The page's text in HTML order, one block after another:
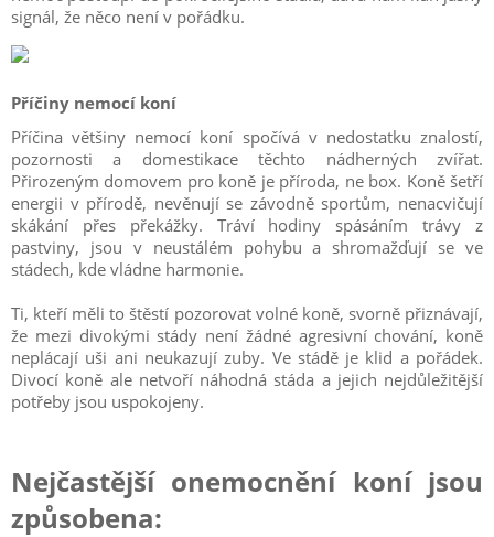
signál, že něco není v pořádku.
Příčiny nemocí koní
Příčina většiny nemocí koní spočívá v nedostatku znalostí,
pozornosti a domestikace těchto nádherných zvířat.
Přirozeným domovem pro koně je příroda, ne box. Koně šetří
energii v přírodě, nevěnují se závodně sportům, nenacvičují
skákání přes překážky. Tráví hodiny spásáním trávy z
pastviny, jsou v neustálém pohybu a shromažďují se ve
stádech, kde vládne harmonie.
Ti, kteří měli to štěstí pozorovat volné koně, svorně přiznávají,
že mezi divokými stády není žádné agresivní chování, koně
neplácají uši ani neukazují zuby. Ve stádě je klid a pořádek.
Divocí koně ale netvoří náhodná stáda a jejich nejdůležitější
potřeby jsou uspokojeny.
Nejčastější onemocnění koní jsou
způsobena: